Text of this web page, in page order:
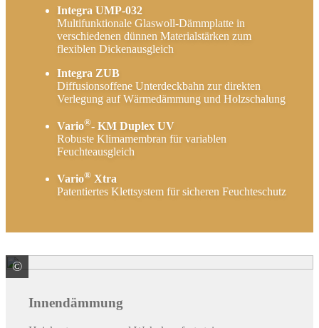
Integra UMP-032
Multifunktionale Glaswoll-Dämmplatte in
verschiedenen dünnen Materialstärken zum
flexiblen Dickenausgleich
Integra ZUB
Diffusionsoffene Unterdeckbahn zur direkten
Verlegung auf Wärmedämmung und Holzschalung
Vario®- KM Duplex UV
Robuste Klimamembran für variablen
Feuchteausgleich
Vario® Xtra
Patentiertes Klettsystem für sicheren Feuchteschutz
© SAINT-GOBAIN ISOVER G+H AG
Innendämmung